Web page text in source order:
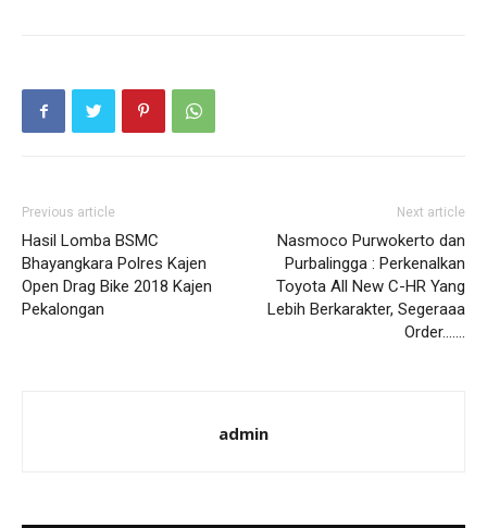
Previous article
Hasil Lomba BSMC
Bhayangkara Polres Kajen
Open Drag Bike 2018 Kajen
Pekalongan
Next article
Nasmoco Purwokerto dan
Purbalingga : Perkenalkan
Toyota All New C-HR Yang
Lebih Berkarakter, Segeraaa
Order…….
admin